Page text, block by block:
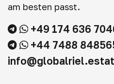
am besten passt.
+49 174 636
+44 7488